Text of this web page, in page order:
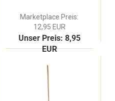
Marketplace Preis:
12,95 EUR
Unser Preis: 8,95
EUR